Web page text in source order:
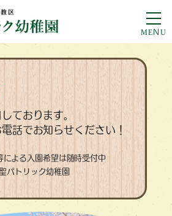
ております。
話でお知らせください！
よる入園希望は随時受付中
トリック幼稚園